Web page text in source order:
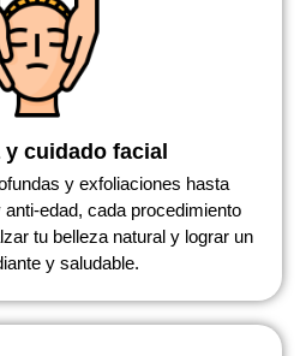
y cuidado facial
y exfoliaciones hasta
edad, cada procedimiento
tu belleza natural y lograr un
y saludable.